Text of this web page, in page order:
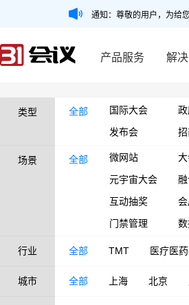
通知：尊敬的用户，为给
产品服务 解
类型 全部 国际大会
发布会
场景 全部 微网站
元宇宙大会
互动抽奖
门禁管理
行业 全部 TMT 医疗医药
城市 全部 上海 北京